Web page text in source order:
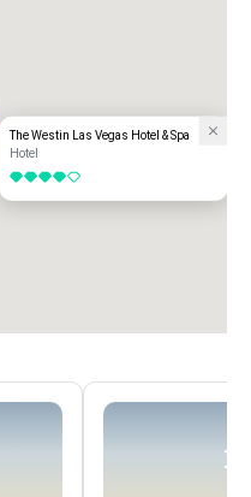
The Westin Las Vegas Hotel & Spa
Hotel
4 van 5